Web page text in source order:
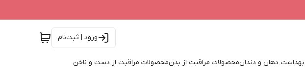
ورود | ثبت‌نام
دهان و دندانمحصولات مراقبت از بدنمحصولات مراقبت از دست و ناخن